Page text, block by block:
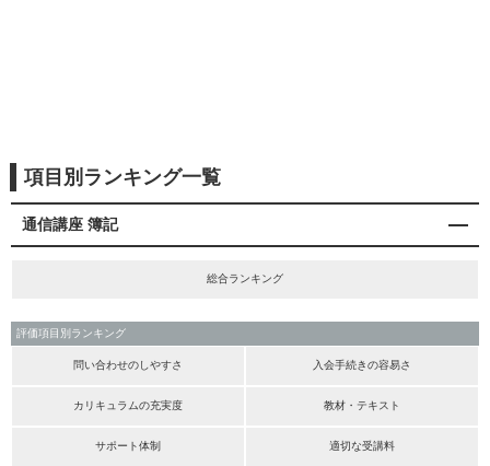
項目別ランキング一覧
通信講座 簿記
総合ランキング
評価項目別ランキング
問い合わせのしやすさ 入会手続きの容易さ
カリキュラムの充実度 教材・テキスト
サポート体制 適切な受講料